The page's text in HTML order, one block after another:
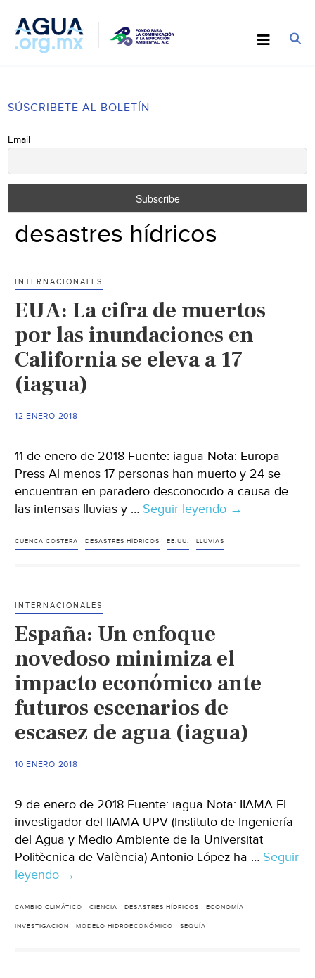
SÚSCRIBETE AL BOLETÍN
Email
desastres hídricos
INTERNACIONALES
EUA: La cifra de muertos
por las inundaciones en
California se eleva a 17
(iagua)
12 ENERO 2018
11 de enero de 2018 Fuente: iagua Nota: Europa
Press Al menos 17 personas han muerto y 24 se
encuentran en paradero desconocido a causa de
las intensas lluvias y … Seguir leyendo EUA:
en
California
se
17
→
CUENCA COSTERA DESASTRES HÍDRICOS EE.UU. LLUVIAS
INTERNACIONALES
España: Un enfoque
novedoso minimiza el
impacto económico ante
futuros escenarios de
escasez de agua (iagua)
10 ENERO 2018
9 de enero de 2018 Fuente: iagua Nota: IIAMA El
investigador del IIAMA-UPV (Instituto de Ingeniería
del Agua y Medio Ambiente de la Universitat
Politècnica de València) Antonio López ha … Seguir
leyendo España:
enfoque
novedoso
→
CAMBIO CLIMÁTICO CIENCIA DESASTRES HÍDRICOS ECONOMÍA
INVESTIGACION MODELO HIDROECONÓMICO SEQUÍA